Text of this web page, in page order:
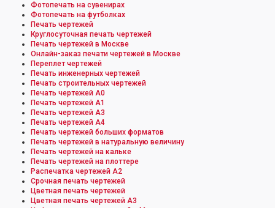
Фотопечать на сувенирах
Фотопечать на футболках
Печать чертежей
Круглосуточная печать чертежей
Печать чертежей в Москве
Онлайн-заказ печати чертежей в Москве
Переплет чертежей
Печать инженерных чертежей
Печать строительных чертежей
Печать чертежей А0
Печать чертежей А1
Печать чертежей А3
Печать чертежей А4
Печать чертежей больших форматов
Печать чертежей в натуральную величину
Печать чертежей на кальке
Печать чертежей на плоттере
Распечатка чертежей А2
Срочная печать чертежей
Цветная печать чертежей
Цветная печать чертежей А3